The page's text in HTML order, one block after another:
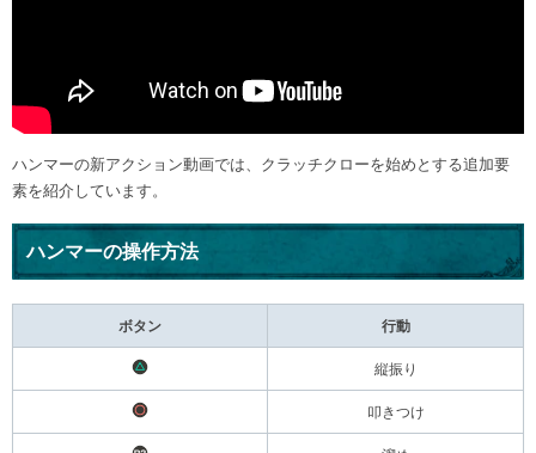
ハンマーの新アクション動画では、クラッチクローを始めとする追加要
素を紹介しています。
ハンマーの操作方法
ボタン 行動
縦振り
叩きつけ